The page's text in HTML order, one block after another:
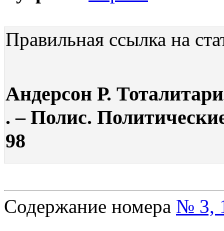
Правильная ссылка на
Андерсон Р.
. – Полис.
98
Содержание номера № 3,